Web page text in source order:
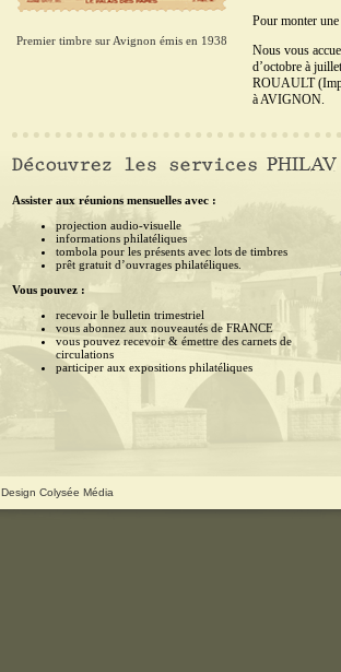
Premier timbre sur Avignon émis en 1938
Pour monter
Nous vous
d’octobre à
ROUAULT
à AVIGNON.
Assister aux réunions mensuelles avec :
projection audio-visuelle
informations philatéliques
tombola pour les présents avec lots de timbres
prêt gratuit d’ouvrages philatéliques.
Vous pouvez :
recevoir le bulletin trimestriel
vous abonnez aux nouveautés de FRANCE
vous pouvez recevoir & émettre des carnets de
circulations
participer aux expositions philatéliques
Design Colysée Média